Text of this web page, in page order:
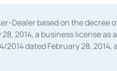
Dealer based on the
2014, a business license
2014 dated February 28,
Services Authority